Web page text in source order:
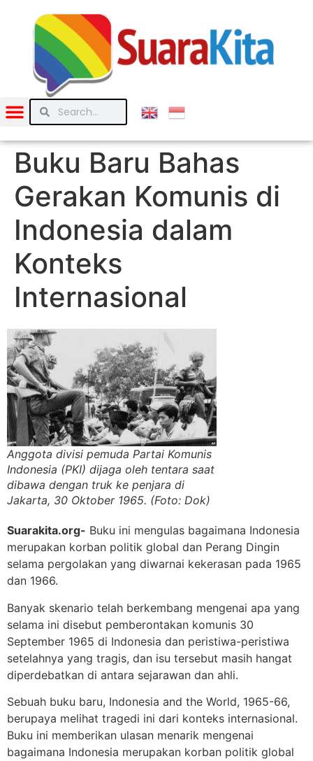
Buku Baru Bahas
Gerakan Komunis di
Indonesia dalam
Konteks
Internasional
Anggota divisi pemuda Partai Komunis
Indonesia (PKI) dijaga oleh tentara saat
dibawa dengan truk ke penjara di
Jakarta, 30 Oktober 1965. (Foto: Dok)
Suarakita.org- Buku ini mengulas bagaimana Indonesia
merupakan korban politik global dan Perang Dingin
selama pergolakan yang diwarnai kekerasan pada 1965
dan 1966.
Banyak skenario telah berkembang mengenai apa yang
selama ini disebut pemberontakan komunis 30
September 1965 di Indonesia dan peristiwa-peristiwa
setelahnya yang tragis, dan isu tersebut masih hangat
diperdebatkan di antara sejarawan dan ahli.
Sebuah buku baru, Indonesia and the World, 1965-66,
berupaya melihat tragedi ini dari konteks internasional.
Buku ini memberikan ulasan menarik mengenai
bagaimana Indonesia merupakan korban politik global